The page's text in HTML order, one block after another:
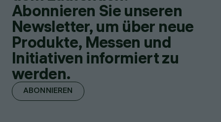
Abonnieren Sie unseren
Newsletter, um über neue
Produkte, Messen und
Initiativen informiert zu
werden.
ABONNIEREN